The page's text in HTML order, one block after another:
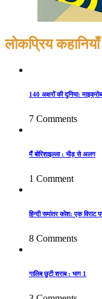
लोकप्रिय कहानियाँ
140 अक्षरों की दुनिया:
7 Comments
मैं बोरिशाइल्ला : भीड़ से अलग
1 Comment
हिन्दी समांतर कोश: एक विराट
8 Comments
गालिब छुटी शराब : भाग 1